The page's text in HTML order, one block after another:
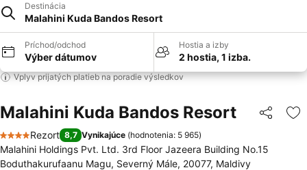
Destinácia
Malahini Kuda Bandos Resort
Príchod/odchod
Výber dátumov
Hostia a izby
2 hostia, 1 izba.
Vplyv prijatých platieb na poradie výsledkov
Malahini Kuda Bandos Resort Zdieľať
4 Počet hviezdičiek
Rezort 8,7 Vynikajúce (hodnotenia: 5 965)
Malahini Holdings Pvt. Ltd. 3rd Floor Jazeera Building No.15
Boduthakurufaanu Magu, Severný Mále, 20077, Maldivy